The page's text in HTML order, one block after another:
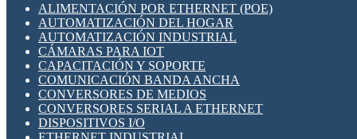
SENSORES INDUCTIVOS
TEMPORIZADORES
VARIACS
VARIADORES DE FRECUENCIA [VDF]
SECCIONADORES - INTERRUPTORES
MAQUINARIA
HERRAMIENTAS VARIAS
ILUMINACIÓN LED
INTERRUPTORES REED
INTERFACES DE RELÉ
OTROS RELÉS
PROTECCIÓN TÉRMICA
RELÉS AUTOMOTRICES
RELÉS DE SEÑAL
RELÉS DE ESTADO SÓLIDO SSR
ALIMENTACIÓN POR ETHERNET (POE)
AUTOMATIZACIÓN DEL HOGAR
AUTOMATIZACIÓN INDUSTRIAL
CÁMARAS PARA IOT
CAPACITACIÓN Y SOPORTE
COMUNICACIÓN BANDA ANCHA
CONVERSORES DE MEDIOS
CONVERSORES SERIAL A ETHERNET
DISPOSITIVOS I/O